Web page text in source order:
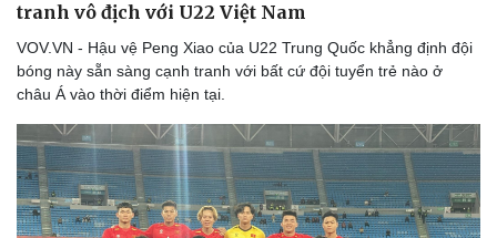
tranh vô địch với U22 Việt Nam
VOV.VN - Hậu vệ Peng Xiao của U22 Trung Quốc khẳng định đội
bóng này sẵn sàng cạnh tranh với bất cứ đội tuyển trẻ nào ở
châu Á vào thời điểm hiện tại.